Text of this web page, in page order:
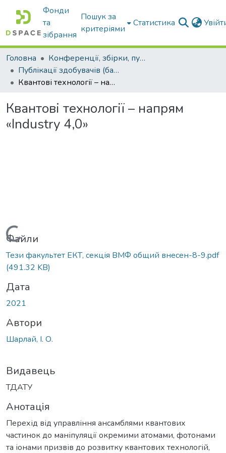
Фонди
та
зібрання
Пошук за
критеріями
Статистика
Головна
Конференції, збірки, публікації молодих вчених і здобувачів : магістрів, бакалаврів, аспірантів.
Публікації здобувачів (бакалаврів. магістрів, аспірантів)
Квантові технології – напрям «Industry 4,0»
Квантові технології – напрям
«Industry 4,0»
Вантажиться...
Файли
Тези факультет ЕКТ, секція ВМФ общий внесен-8-9.pdf
(491.32 KB)
Дата
2021
Автори
Шарлай, І. О.
Видавець
ТДАТУ
Анотація
Перехід від управління ансамблями квантових
частинок до маніпуляції окремими атомами, фотонами
та іонами призвів до розвитку квантових технологій,